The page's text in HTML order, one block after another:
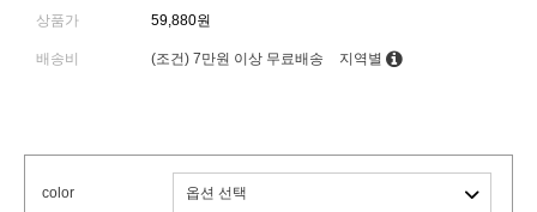
상품가 59,880원
배송비 (조건) 7만원 이상 무료배송 지역별
color